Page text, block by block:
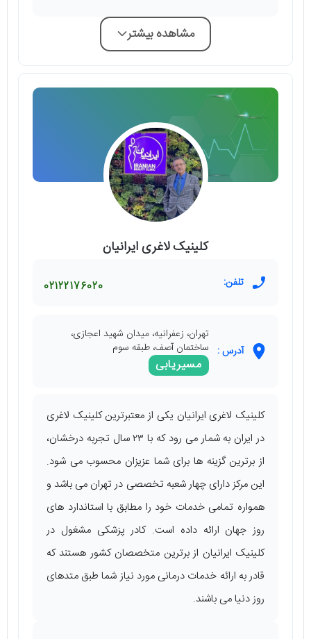
مشاهده بیشتر
کلینیک لاغری ایرانیان
تلفن: 02122176020
آدرس :
تهران، زعفرانیه، میدان شهید اعجازی،
ساختمان آصف، طبقه سوم
مسیریابی
کلینیک لاغری ایرانیان یکی از معتبرترین کلینیک لاغری
در ایران به شمار می ‌رود که با ۲۳ سال تجربه درخشان،
از برترین گزینه‌ ها برای شما عزیزان محسوب می‌ ‌شود.
این مرکز دارای چهار شعبه تخصصی در تهران می ‌باشد و
همواره تمامی خدمات خود را مطابق با استاندارد های
روز جهان ارائه داده است. کادر پزشکی مشغول در
کلینیک ایرانیان از برترین متخصصان کشور هستند که
قادر به ارائه خدمات درمانی مورد نیاز شما طبق متدهای
روز دنیا می ‌باشند.